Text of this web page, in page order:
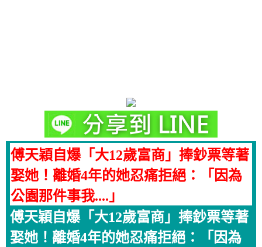
傅天穎自爆「大12歲富商」捧鈔票等著
娶她！離婚4年的她忍痛拒絕：「因為
公園那件事我....」
傅天穎自爆「大12歲富商」捧鈔票等著
娶她！離婚4年的她忍痛拒絕：「因為